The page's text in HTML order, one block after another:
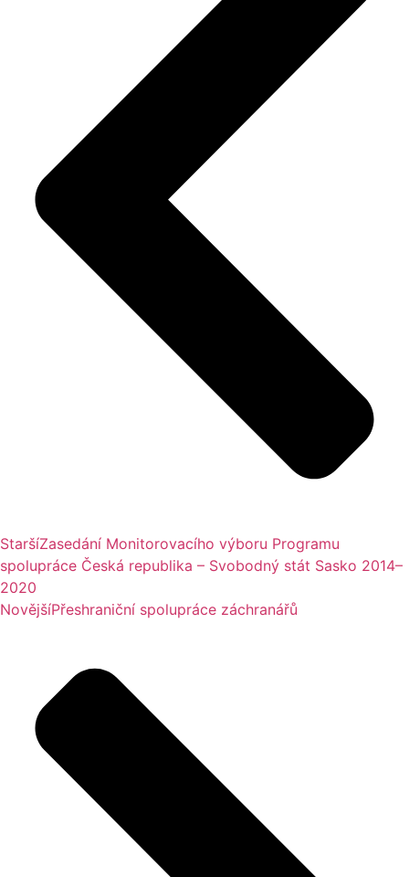
StaršíZasedání Monitorovacího výboru Programu
spolupráce Česká republika – Svobodný stát Sasko 2014–
2020
NovějšíPřeshraniční spolupráce záchranářů